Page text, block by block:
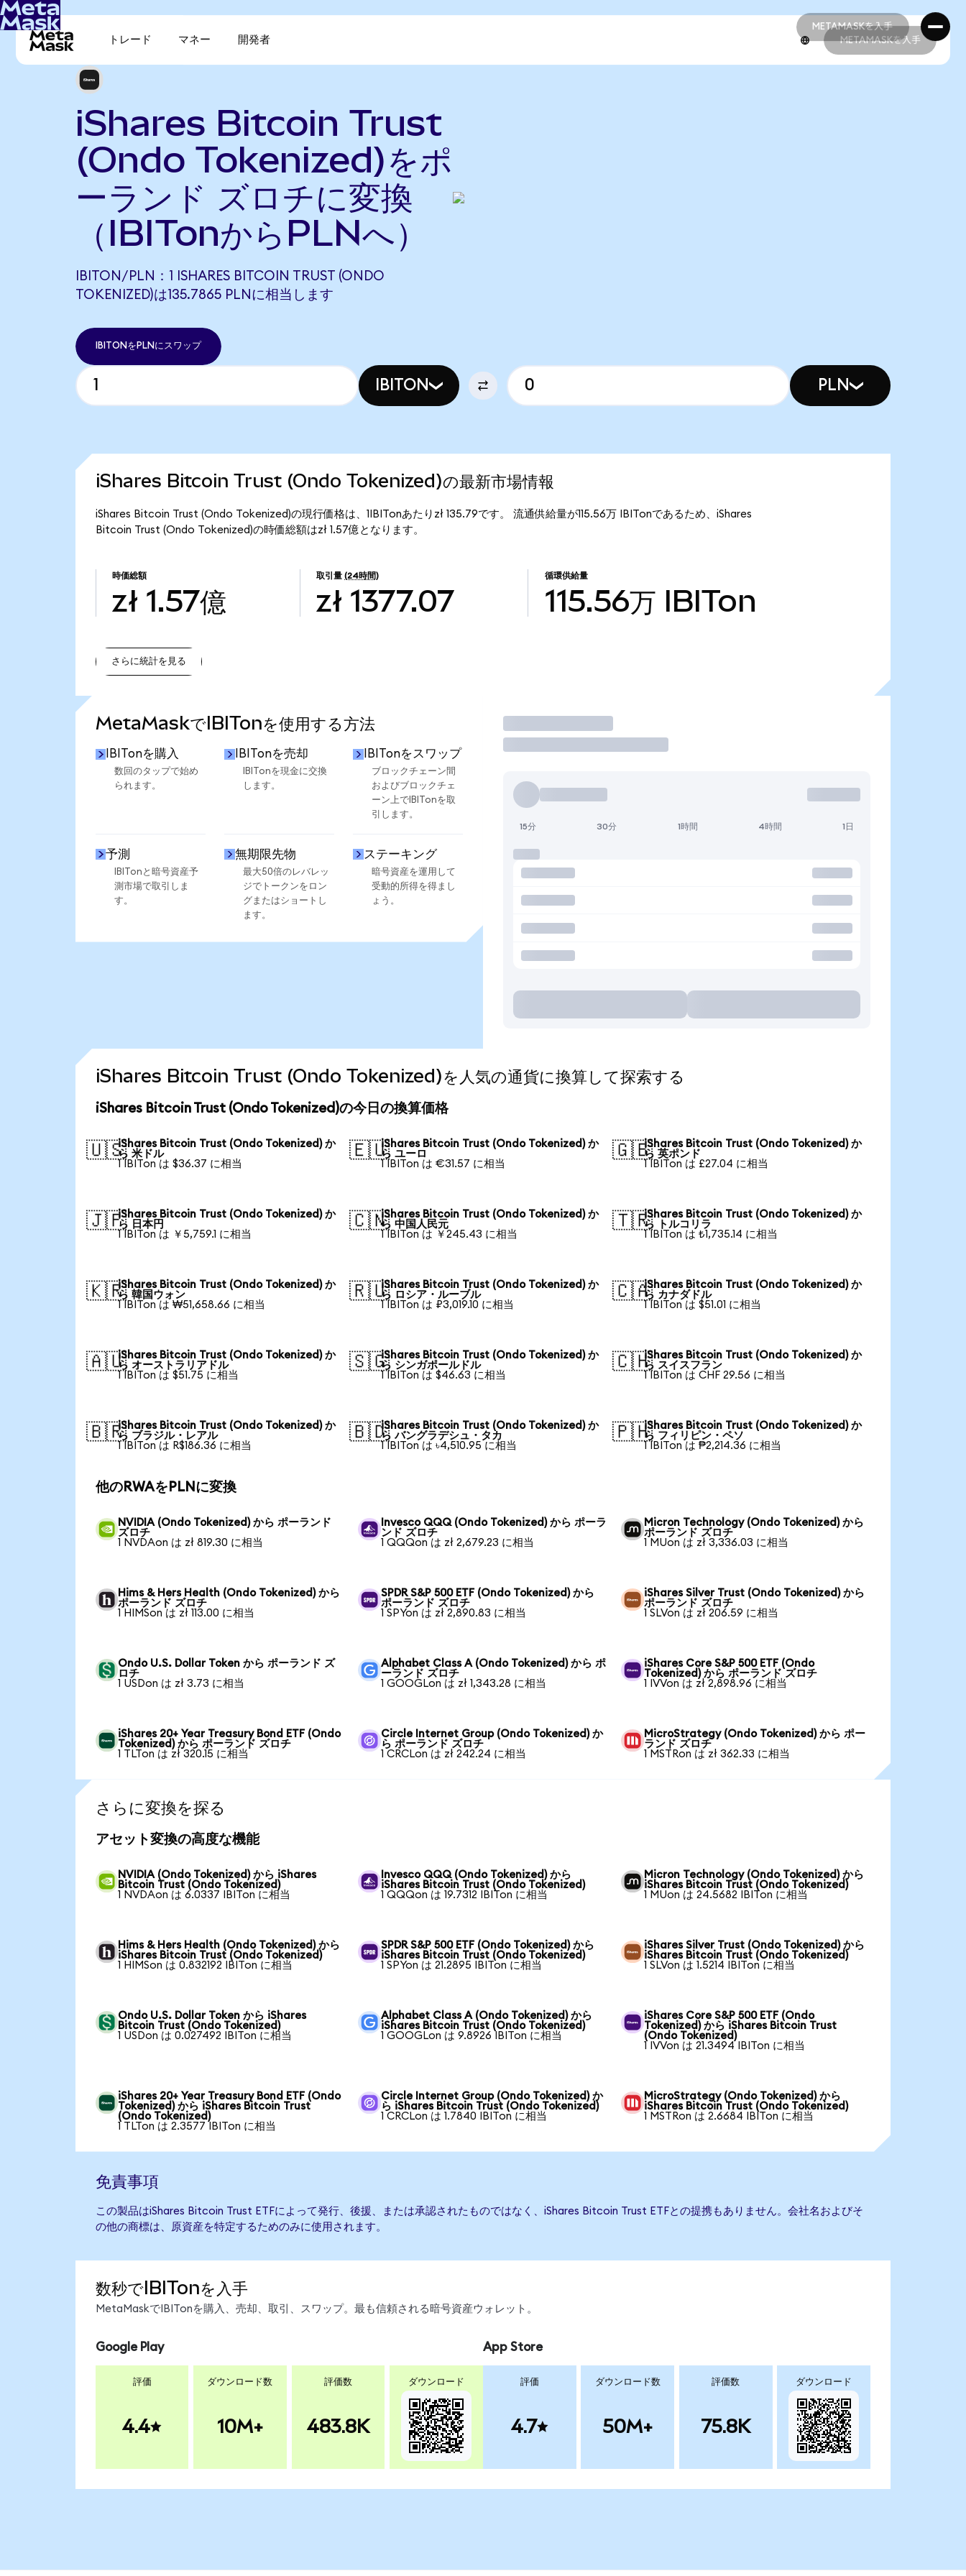
METAMASKを入手
METAMASKを入手
トレード マネー 開発者 METAMASKを入手
iShares Bitcoin Trust
(Ondo Tokenized)をポ
ーランド ズロチに変換
（IBITonからPLNへ）
IBITON/PLN：1 ISHARES BITCOIN TRUST (ONDO
TOKENIZED)は135.7865 PLNに相当します
IBITONをPLNにスワップ
IBITON PLN
iShares Bitcoin Trust (Ondo Tokenized)の最新市場情報
iShares Bitcoin Trust (Ondo Tokenized)の現行価格は、1IBITonあたりzł 135.79です。 流通供給量が115.56万 IBITonであるため、iShares
Bitcoin Trust (Ondo Tokenized)の時価総額はzł 1.57億となります。
時価総額
zł 1.57億
取引量 (24時間)
zł 1377.07
循環供給量
115.56万 IBITon
さらに統計を見る
MetaMaskでIBITonを使用する方法
IBITonを購入
数回のタップで始め
られます。
IBITonを売却
IBITonを現金に交換
します。
IBITonをスワップ
ブロックチェーン間
およびブロックチェ
ーン上でIBITonを取
引します。
予測
IBITonと暗号資産予
測市場で取引しま
す。
無期限先物
最大50倍のレバレッ
ジでトークンをロン
グまたはショートし
ます。
ステーキング
暗号資産を運用して
受動的所得を得まし
ょう。
取引
15分 30分 1時間 4時間 1日
iShares Bitcoin Trust (Ondo Tokenized)を人気の通貨に換算して探索する
iShares Bitcoin Trust (Ondo Tokenized)の今日の換算価格
🇺🇸iShares Bitcoin Trust (Ondo Tokenized) か
ら 米ドル
1 IBITon は $36.37 に相当
🇪🇺iShares Bitcoin Trust (Ondo Tokenized) か
ら ユーロ
1 IBITon は €31.57 に相当
🇬🇧iShares Bitcoin Trust (Ondo Tokenized) か
ら 英ポンド
1 IBITon は £27.04 に相当
🇯🇵iShares Bitcoin Trust (Ondo Tokenized) か
ら 日本円
1 IBITon は ￥5,759.1 に相当
🇨🇳iShares Bitcoin Trust (Ondo Tokenized) か
ら 中国人民元
1 IBITon は ￥245.43 に相当
🇹🇷iShares Bitcoin Trust (Ondo Tokenized) か
ら トルコリラ
1 IBITon は ₺1,735.14 に相当
🇰🇷iShares Bitcoin Trust (Ondo Tokenized) か
ら 韓国ウォン
1 IBITon は ₩51,658.66 に相当
🇷🇺iShares Bitcoin Trust (Ondo Tokenized) か
ら ロシア・ルーブル
1 IBITon は ₽3,019.10 に相当
🇨🇦iShares Bitcoin Trust (Ondo Tokenized) か
ら カナダドル
1 IBITon は $51.01 に相当
🇦🇺iShares Bitcoin Trust (Ondo Tokenized) か
ら オーストラリアドル
1 IBITon は $51.75 に相当
🇸🇬iShares Bitcoin Trust (Ondo Tokenized) か
ら シンガポールドル
1 IBITon は $46.63 に相当
🇨🇭iShares Bitcoin Trust (Ondo Tokenized) か
ら スイスフラン
1 IBITon は CHF 29.56 に相当
🇧🇷iShares Bitcoin Trust (Ondo Tokenized) か
ら ブラジル・レアル
1 IBITon は R$186.36 に相当
🇧🇩iShares Bitcoin Trust (Ondo Tokenized) か
ら バングラデシュ・タカ
1 IBITon は ৳4,510.95 に相当
🇵🇭iShares Bitcoin Trust (Ondo Tokenized) か
ら フィリピン・ペソ
1 IBITon は ₱2,214.36 に相当
他のRWAをPLNに変換
NVIDIA (Ondo Tokenized) から ポーランド
ズロチ
1 NVDAon は zł 819.30 に相当
Invesco QQQ (Ondo Tokenized) から ポーラ
ンド ズロチ
1 QQQon は zł 2,679.23 に相当
Micron Technology (Ondo Tokenized) から
ポーランド ズロチ
1 MUon は zł 3,336.03 に相当
Hims & Hers Health (Ondo Tokenized) から
ポーランド ズロチ
1 HIMSon は zł 113.00 に相当
SPDR S&P 500 ETF (Ondo Tokenized) から
ポーランド ズロチ
1 SPYon は zł 2,890.83 に相当
iShares Silver Trust (Ondo Tokenized) から
ポーランド ズロチ
1 SLVon は zł 206.59 に相当
Ondo U.S. Dollar Token から ポーランド ズ
ロチ
1 USDon は zł 3.73 に相当
Alphabet Class A (Ondo Tokenized) から ポ
ーランド ズロチ
1 GOOGLon は zł 1,343.28 に相当
iShares Core S&P 500 ETF (Ondo
Tokenized) から ポーランド ズロチ
1 IVVon は zł 2,898.96 に相当
iShares 20+ Year Treasury Bond ETF (Ondo
Tokenized) から ポーランド ズロチ
1 TLTon は zł 320.15 に相当
Circle Internet Group (Ondo Tokenized) か
ら ポーランド ズロチ
1 CRCLon は zł 242.24 に相当
MicroStrategy (Ondo Tokenized) から ポー
ランド ズロチ
1 MSTRon は zł 362.33 に相当
さらに変換を探る
アセット変換の高度な機能
NVIDIA (Ondo Tokenized) から iShares
Bitcoin Trust (Ondo Tokenized)
1 NVDAon は 6.0337 IBITon に相当
Invesco QQQ (Ondo Tokenized) から
iShares Bitcoin Trust (Ondo Tokenized)
1 QQQon は 19.7312 IBITon に相当
Micron Technology (Ondo Tokenized) から
iShares Bitcoin Trust (Ondo Tokenized)
1 MUon は 24.5682 IBITon に相当
Hims & Hers Health (Ondo Tokenized) から
iShares Bitcoin Trust (Ondo Tokenized)
1 HIMSon は 0.832192 IBITon に相当
SPDR S&P 500 ETF (Ondo Tokenized) から
iShares Bitcoin Trust (Ondo Tokenized)
1 SPYon は 21.2895 IBITon に相当
iShares Silver Trust (Ondo Tokenized) から
iShares Bitcoin Trust (Ondo Tokenized)
1 SLVon は 1.5214 IBITon に相当
Ondo U.S. Dollar Token から iShares
Bitcoin Trust (Ondo Tokenized)
1 USDon は 0.027492 IBITon に相当
Alphabet Class A (Ondo Tokenized) から
iShares Bitcoin Trust (Ondo Tokenized)
1 GOOGLon は 9.8926 IBITon に相当
iShares Core S&P 500 ETF (Ondo
Tokenized) から iShares Bitcoin Trust
(Ondo Tokenized)
1 IVVon は 21.3494 IBITon に相当
iShares 20+ Year Treasury Bond ETF (Ondo
Tokenized) から iShares Bitcoin Trust
(Ondo Tokenized)
1 TLTon は 2.3577 IBITon に相当
Circle Internet Group (Ondo Tokenized) か
ら iShares Bitcoin Trust (Ondo Tokenized)
1 CRCLon は 1.7840 IBITon に相当
MicroStrategy (Ondo Tokenized) から
iShares Bitcoin Trust (Ondo Tokenized)
1 MSTRon は 2.6684 IBITon に相当
免責事項
この製品はiShares Bitcoin Trust ETFによって発行、後援、または承認されたものではなく、iShares Bitcoin Trust ETFとの提携もありません。会社名およびそ
の他の商標は、原資産を特定するためのみに使用されます。
数秒でIBITonを入手
MetaMaskでIBITonを購入、売却、取引、スワップ。最も信頼される暗号資産ウォレット。
Google Play
評価
4.4
ダウンロード数
10M+
評価数
483.8K
ダウンロード
App Store
評価
4.7
ダウンロード数
50M+
評価数
75.8K
ダウンロード